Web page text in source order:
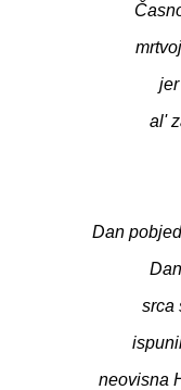
al'
Dan
srca
neovisna